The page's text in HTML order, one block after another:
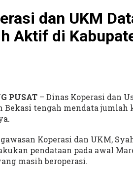
n
a
s
K
s
i
d
a
U
K
D
dan UKM
Aktif di
PUSAT– Dinas Koperasi dan
Bekasi tengah mendata
Koperasi dan UKM,
pendataan pada awal
masih beroperasi.